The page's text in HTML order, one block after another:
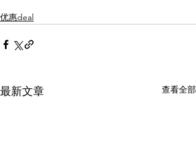
优惠deal
最新文章 查看全部